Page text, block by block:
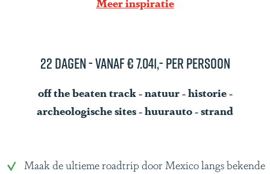
g
22 dagen - vanaf € 7.041,- per persoon
off the beaten track - natuur - historie -
archeologische sites - huurauto - strand
Maak de ultieme roadtrip door Mexico langs bekende